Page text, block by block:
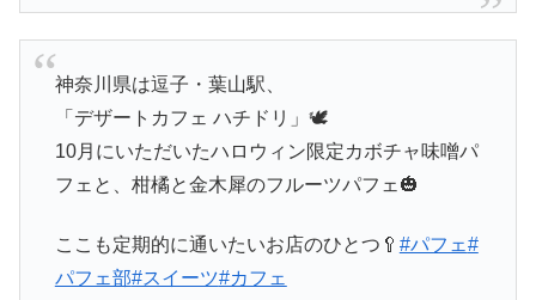
神奈川県は逗子・葉山駅、
「デザートカフェ ハチドリ」🕊
10月にいただいたハロウィン限定カボチャ味噌パ
フェと、柑橘と金木犀のフルーツパフェ🎃
ここも定期的に通いたいお店のひとつ🥄 #パフェ#
パフェ部#スイーツ#カフェ